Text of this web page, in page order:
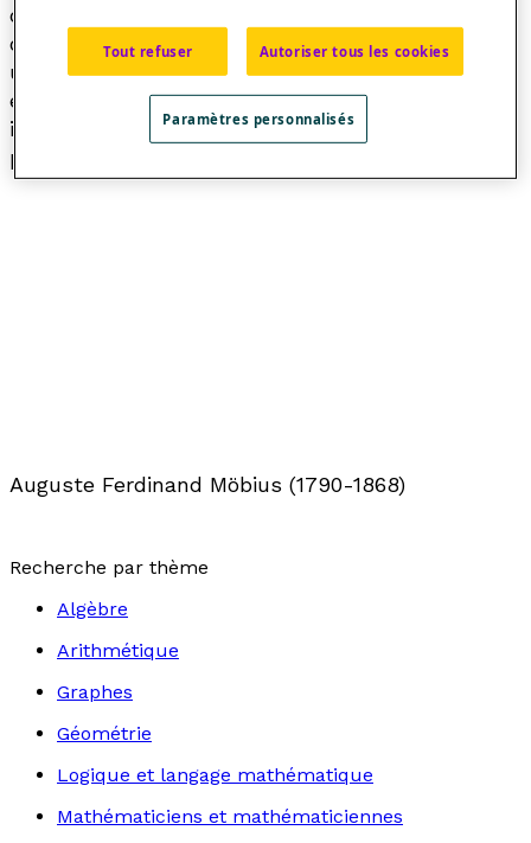
découverte du
orientable à deux dimensions avec seulement
une face quand elle est plongée dans un espace
euclidien à trois dimensions. Elle fut découverte
indépendamment par Johann Benedict Listing à
peu près à la même époque.
Auguste Ferdinand Möbius (1790-1868)
Recherche par thème
Algèbre
Arithmétique
Graphes
Géométrie
Logique et langage mathématique
Mathématiciens et mathématiciennes
Tout refuser Autoriser tous les cookies
Paramètres personnalisés